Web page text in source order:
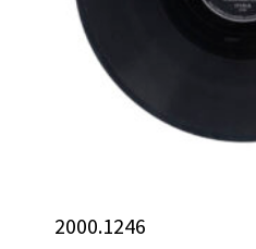
2000.1246